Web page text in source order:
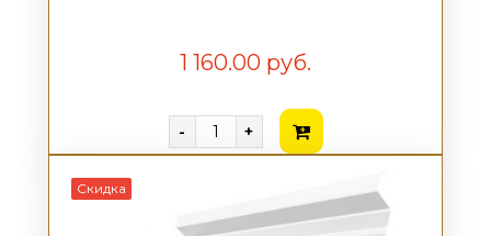
1 160.00 руб.
- +
Скидка